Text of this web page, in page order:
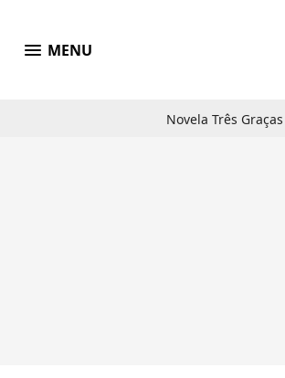
menu MENU
Novela Três Graças